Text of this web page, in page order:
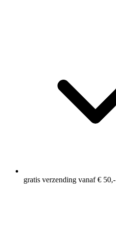
gratis verzending vanaf € 50,-